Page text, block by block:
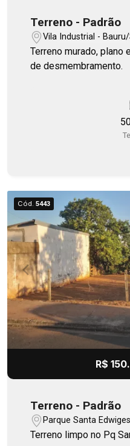
Terreno - Padrão
Vila Industrial - Bauru/
Terreno murado,
de desmembramento.
Cód. 5443
R$
Terreno - Padrão
Parque Santa
Terreno limpo no Pq